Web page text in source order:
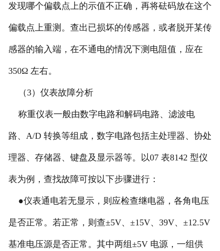
发现哪个偏载点上的示值不正确，再将砝码放在这个
偏载点上重测。查出已损坏的传感器，或者脱开某传
感器的输入端，在不通电的情况下测电阻值，应在
350Ω 左右。
（3）仪表故障分析
称重仪表一般由数字电路和解码电路、滤波电
路、A/D 转换等组成，数字电路包括主处理器、协处
理器、存储器、键盘及显示器等。以07 表8142 型仪
表为例，查找故障可按以下步骤进行：
●仪表通电若无显示，则应检查继电器，各角电压
是否正常。若正常，则查±5V、±15V、39V、±12.5V
基准电压源是否正常。其中两组±5V 电源，一组供